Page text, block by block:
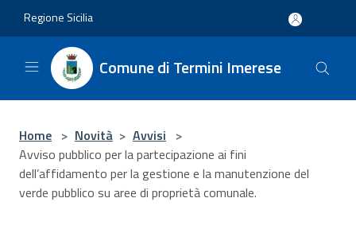
Regione Sicilia
Comune di Termini Imerese
Home > Novità > Avvisi >
Avviso pubblico per la partecipazione ai fini
dell’affidamento per la gestione e la manutenzione del
verde pubblico su aree di proprietà comunale.